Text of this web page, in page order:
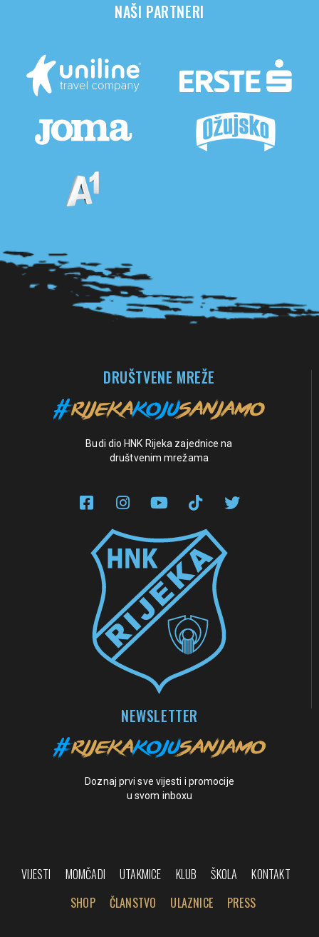
NAŠI PARTNERI
DRUŠTVENE MREŽE
Budi dio HNK Rijeka zajednice na
društvenim mrežama
NEWSLETTER
Doznaj prvi sve vijesti i promocije
u svom inboxu
VIJESTI MOMČADI UTAKMICE KLUB ŠKOLA
KONTAKT
SHOP
ČLANSTVO ULAZNICE PRESS